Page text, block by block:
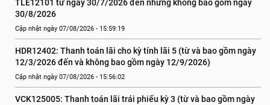
TLE12101 từ ngày 30/7/2026 đến nhưng không bao gồm ngày
30/8/2026
Cập nhật ngày 07/08/2026 - 15:59:19
HDR12402: Thanh toán lãi cho kỳ tính lãi 5 (từ và bao gồm ngày
12/3/2026 đến và không bao gồm ngày 12/9/2026)
Cập nhật ngày 07/08/2026 - 15:56:02
VCK125005: Thanh toán lãi trái phiếu kỳ 3 (từ và bao gồm ngày